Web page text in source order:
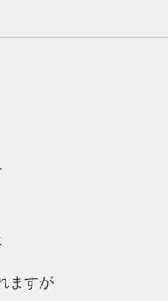
ますが